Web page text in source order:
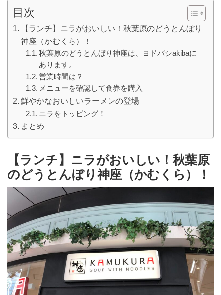
目次
【ランチ】ニラがおいしい！秋葉原のどうとんぼり
神座（かむくら）！
秋葉原のどうとんぼり神座は、ヨドバシakibaに
あります。
営業時間は？
メニューを確認して食券を購入
鮮やかなおいしいラーメンの登場
ニラをトッピング！
まとめ
【ランチ】ニラがおいしい！秋葉原
のどうとんぼり神座（かむくら）！